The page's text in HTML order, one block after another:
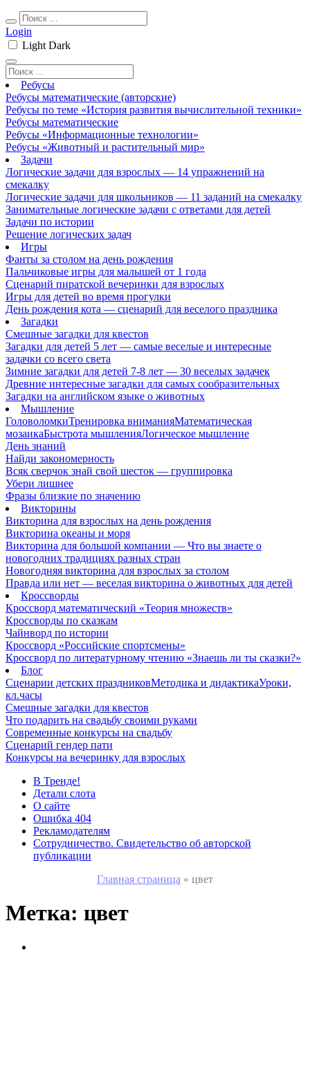
Login
Light Dark
Ребусы
Ребусы математические (авторские)
Ребусы по теме «История развития вычислительной техники»
Ребусы математические
Ребусы «Информационные технологии»
Ребусы «Животный и растительный мир»
Задачи
Логические задачи для взрослых — 14 упражнений на
смекалку
Логические задачи для школьников — 11 заданий на смекалку
Занимательные логические задачи с ответами для детей
Задачи по истории
Решение логических задач
Игры
Фанты за столом на день рождения
Пальчиковые игры для малышей от 1 года
Сценарий пиратской вечеринки для взрослых
Игры для детей во время прогулки
День рождения кота — сценарий для веселого праздника
Загадки
Смешные загадки для квестов
Загадки для детей 5 лет — самые веселые и интересные
задачки со всего света
Зимние загадки для детей 7-8 лет — 30 веселых задачек
Древние интересные загадки для самых сообразительных
Загадки на английском языке о животных
Мышление
ГоловоломкиТренировка вниманияМатематическая
мозаикаБыстрота мышленияЛогическое мышление
День знаний
Найди закономерность
Всяк сверчок знай свой шесток — группировка
Убери лишнее
Фразы близкие по значению
Викторины
Викторина для взрослых на день рождения
Викторина океаны и моря
Викторина для большой компании — Что вы знаете о
новогодних традициях разных стран
Новогодняя викторина для взрослых за столом
Правда или нет — веселая викторина о животных для детей
Кроссворды
Кроссворд математический «Теория множеств»
Кроссворды по сказкам
Чайнворд по истории
Кроссворд «Российские спортсмены»
Кроссворд по литературному чтению «Знаешь ли ты сказки?»
Блог
Сценарии детских праздниковМетодика и дидактикаУроки,
кл.часы
Смешные загадки для квестов
Что подарить на свадьбу своими руками
Современные конкурсы на свадьбу
Сценарий гендер пати
Конкурсы на вечеринку для взрослых
В Тренде!
Детали слота
О сайте
Ошибка 404
Рекламодателям
Сотрудничество. Свидетельство об авторской
публикации
Главная страница » цвет
Метка: цвет